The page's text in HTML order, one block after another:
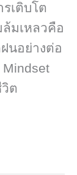
เติบโต
มเหลวคือ
นอย่างต่อ
ต